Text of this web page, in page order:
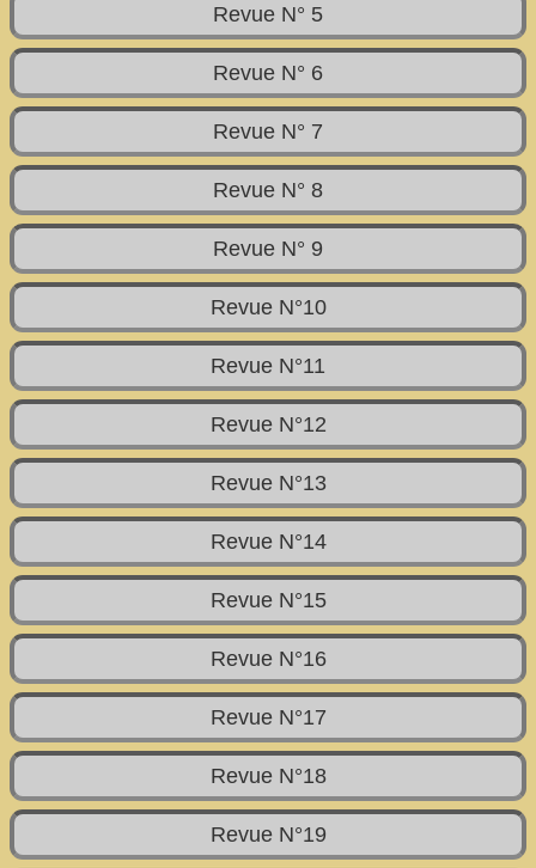
Revue N° 5
Revue N° 6
Revue N° 7
Revue N° 8
Revue N° 9
Revue N°10
Revue N°11
Revue N°12
Revue N°13
Revue N°14
Revue N°15
Revue N°16
Revue N°17
Revue N°18
Revue N°19